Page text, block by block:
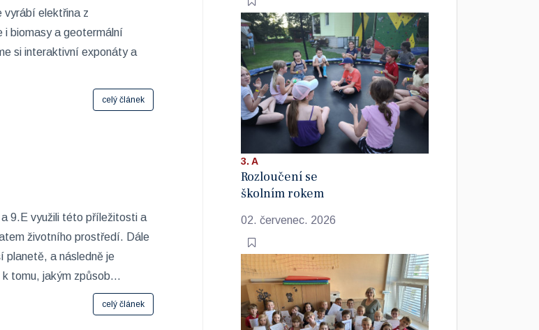
vyrábí elektřina z
i biomasy a geotermální
si interaktivní exponáty a
celý článek
9.E využili této příležitosti a
životního prostředí. Dále
planetě, a následně je
tomu, jakým způsob...
celý článek
3. A
Rozloučení se
školním rokem
02. červenec. 2026